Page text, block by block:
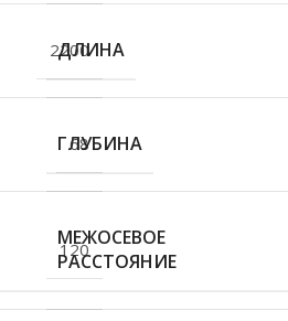
2200
68
120
ДЛИНА
ГЛУБИНА
МЕЖОСЕВОЕ
РАССТОЯНИЕ